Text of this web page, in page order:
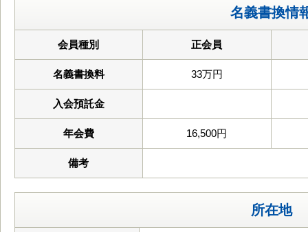
名義書換情
会員種別 正会員
名義書換料 33万円
入会預託金
年会費 16,500円
備考
所在地